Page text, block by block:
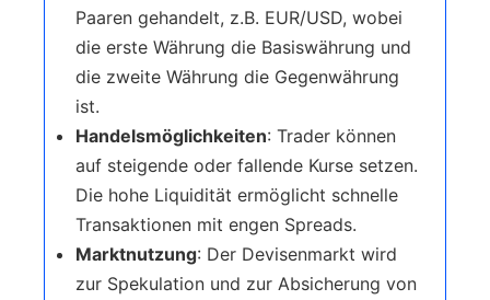
Paaren gehandelt, z.B. EUR/USD, wobei
die erste Währung die Basiswährung und
die zweite Währung die Gegenwährung
ist.
Handelsmöglichkeiten: Trader können
auf steigende oder fallende Kurse setzen.
Die hohe Liquidität ermöglicht schnelle
Transaktionen mit engen Spreads.
Marktnutzung: Der Devisenmarkt wird
zur Spekulation und zur Absicherung von